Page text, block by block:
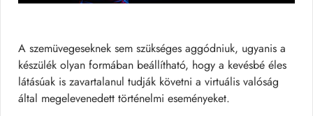
A szemüvegeseknek sem szükséges aggódniuk, ugyanis a
készülék olyan formában beállítható, hogy a kevésbé éles
látásúak is zavartalanul tudják követni a virtuális valóság
által megelevenedett történelmi eseményeket.